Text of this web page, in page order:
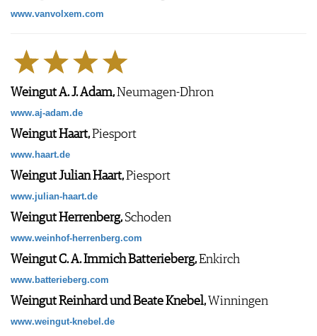
www.vanvolxem.com
Weingut A. J. Adam,Neumagen-Dhron
www.aj-adam.de
Weingut Haart,Piesport
www.haart.de
Weingut Julian Haart,Piesport
www.julian-haart.de
Weingut Herrenberg,Schoden
www.weinhof-herrenberg.com
Weingut C. A. Immich Batterieberg,Enkirch
www.batterieberg.com
Weingut Reinhard und Beate Knebel,Winningen
www.weingut-knebel.de